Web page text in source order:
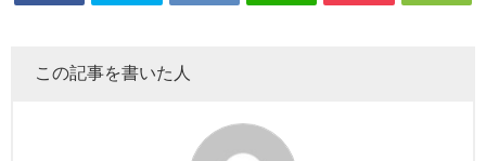
この記事を書いた人